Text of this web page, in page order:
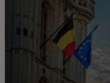
Για
Νέα και